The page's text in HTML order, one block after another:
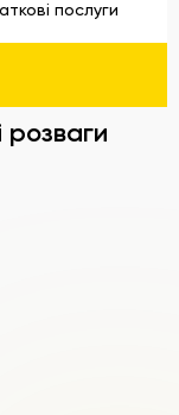
послуги
розваги